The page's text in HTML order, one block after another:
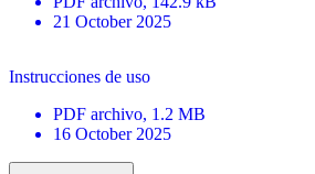
21 October 2025
Instrucciones de uso
PDF archivo, 1.2 MB
16 October 2025